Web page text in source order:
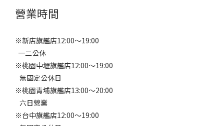
營業時間
※新店旗艦店12:00～19:00
一二公休
※桃園中壢旗艦店12:00～19:00
無固定公休日
※桃園青埔旗艦店13:00～20:00
六日營業
※台中旗艦店12:00～19:00